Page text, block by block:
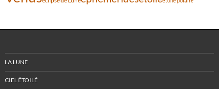
LA LUNE
CIEL ÉTOILÉ